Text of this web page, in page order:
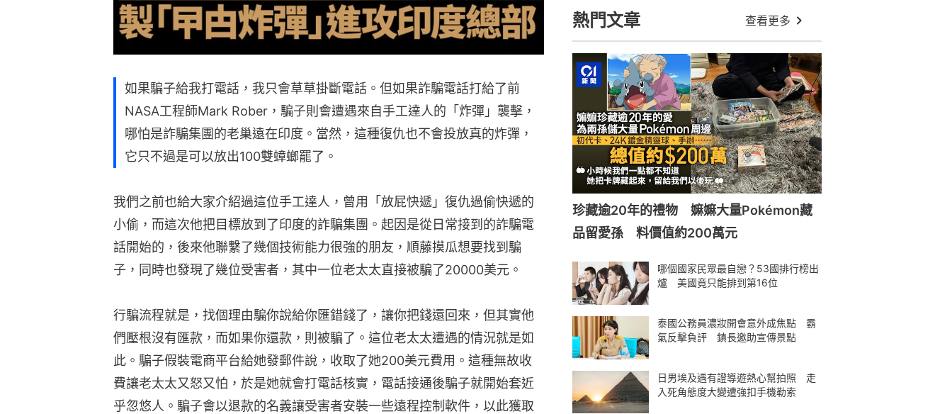
如果騙子給我打電話，我只會草草掛斷電話。但如果詐騙電話打給了前
NASA工程師Mark Rober，騙子則會遭遇來自手工達人的「炸彈」襲擊，
哪怕是詐騙集團的老巢遠在印度。當然，這種復仇也不會投放真的炸彈，
它只不過是可以放出100雙蟑螂罷了。
我們之前也給大家介紹過這位手工達人，曾用「放屁快遞」復仇過偷快遞的
小偷，而這次他把目標放到了印度的詐騙集團。起因是從日常接到的詐騙電
話開始的，後來他聯繫了幾個技術能力很強的朋友，順藤摸瓜想要找到騙
子，同時也發現了幾位受害者，其中一位老太太直接被騙了20000美元。
行騙流程就是，找個理由騙你說給你匯錯錢了，讓你把錢還回來，但其實他
們壓根沒有匯款，而如果你還款，則被騙了。這位老太太遭遇的情況就是如
此。騙子假裝電商平台給她發郵件說，收取了她200美元費用。這種無故收
費讓老太太又怒又怕，於是她就會打電話核實，電話接通後騙子就開始套近
乎忽悠人。騙子會以退款的名義讓受害者安裝一些遠程控制軟件，以此獲取
熱門文章 查看更多
珍藏逾20年的禮物 嫲嫲大量Pokémon藏
品留愛孫 料價值約200萬元
哪個國家民眾最自戀？53國排行榜出
爐 美國竟只能排到第16位
泰國公務員濃妝開會意外成焦點 霸
氣反擊負評 鎮長邀助宣傳景點
日男埃及遇有證導遊熱心幫拍照 走
入死角態度大變遭強扣手機勒索